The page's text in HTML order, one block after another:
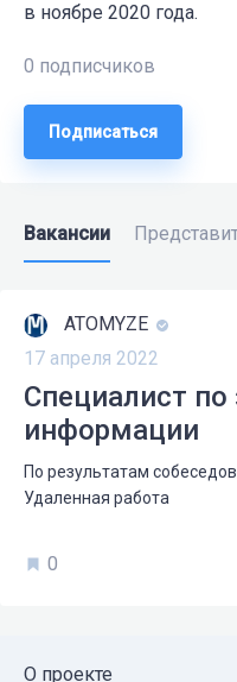
в ноябре 2020 года.
0 подписчиков
Подписаться
Вакансии
ATOMYZE
17 апреля 2022
Специалист по
информации
По результатам
Удаленная работа
0
О проекте